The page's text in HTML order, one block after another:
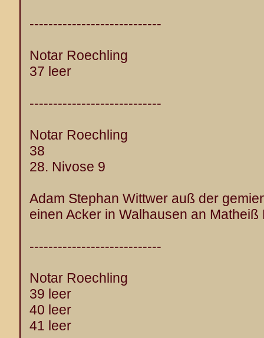
----------------------------
Notar Roechling
37 leer
----------------------------
Notar Roechling
38
28. Nivose 9
Adam Stephan Wittwer auß der
einen Acker in Walhausen an Matheiß
----------------------------
Notar Roechling
39 leer
40 leer
41 leer